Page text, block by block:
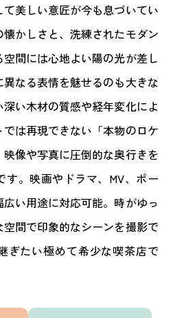
美しい意匠が今も息づいてい
かしさと、洗練されたモダン
間には心地よい陽の光が差し
なる表情を魅せるのも大きな
い木材の質感や経年変化によ
は再現できない「本物のロケ
像や写真に圧倒的な奥行きを
す。映画やドラマ、MV、ポー
広い用途に対応可能。時がゆっ
空間で印象的なシーンを撮影で
ぎたい極めて希少な喫茶店で